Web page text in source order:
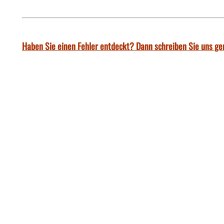
Haben Sie einen Fehler entdeckt? Dann schreiben Sie uns